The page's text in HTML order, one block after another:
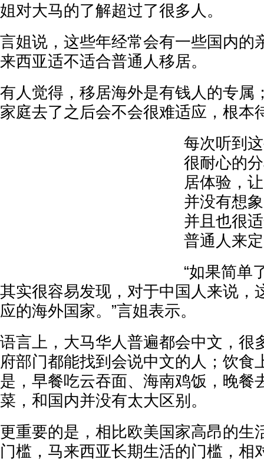
姐对大马的了解超过了很多人。
言姐说，这些年经常会有一些国内的
来西亚适不适合普通人移居。
有人觉得，移居海外是有钱人的专属
家庭去了之后会不会很难适应，根本
每次听到
很耐心的
居体验，
并没有想
并且也很
普通人来
“如果简单
其实很容易发现，对于中国人来说，
应的海外国家。”言姐表示。
语言上，大马华人普遍都会中文，很
府部门都能找到会说中文的人；饮食
是，早餐吃云吞面、海南鸡饭，晚餐
菜，和国内并没有太大区别。
更重要的是，相比欧美国家高昂的生
门槛，马来西亚长期生活的门槛，相